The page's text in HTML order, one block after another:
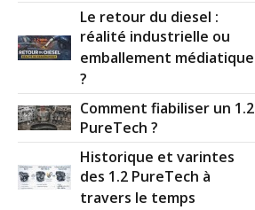
Le retour du diesel :
réalité industrielle ou
emballement médiatique
?
Comment fiabiliser un 1.2
PureTech ?
Historique et varintes
des 1.2 PureTech à
travers le temps